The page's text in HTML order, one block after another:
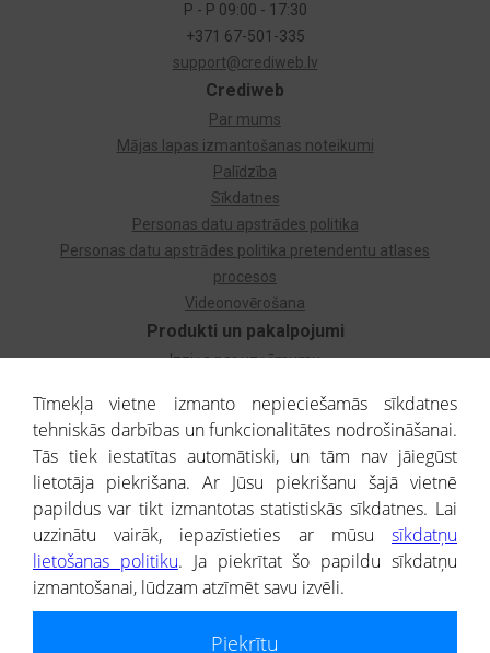
Produkti un pakalpojumi
Izziņa par uzņēmumu
Dzimtas koks
Uzņēmumu atlase
Monitorings
Kredītizziņa par ārvalstu uzņēmumiem
Crediweb
Par mums
Mājas lapas izmantošanas noteikumi
Palīdzība
Sīkdatnes
Personas datu apstrādes politika
Personas datu apstrādes politika pretendentu atlases
procesos
Videonovērošana
P - P 09:00 - 17:30
+371 67-501-335
support@crediweb.lv
® CREDITREFORM Latvija
SIA
Tīmekļa vietne izmanto nepieciešamās sīkdatnes
tehniskās darbības un funkcionalitātes nodrošināšanai.
Tās tiek iestatītas automātiski, un tām nav jāiegūst
lietotāja piekrišana. Ar Jūsu piekrišanu šajā vietnē
papildus var tikt izmantotas statistiskās sīkdatnes. Lai
uzzinātu vairāk, iepazīstieties ar mūsu sīkdatņu
lietošanas politiku. Ja piekrītat šo papildu sīkdatņu
izmantošanai, lūdzam atzīmēt savu izvēli.
Piekrītu